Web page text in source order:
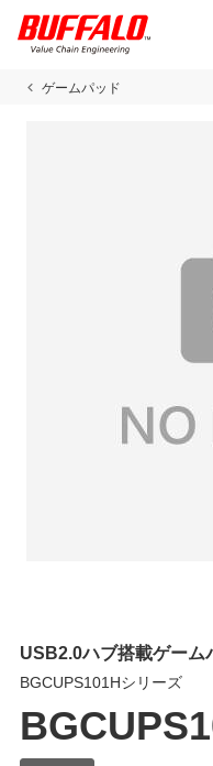
ゲームパッド
USB2.0ハブ搭載ゲーム
BGCUPS101Hシリーズ